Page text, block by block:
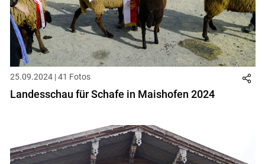
25.09.2024 | 41 Fotos
Landesschau für Schafe in Maishofen 2024